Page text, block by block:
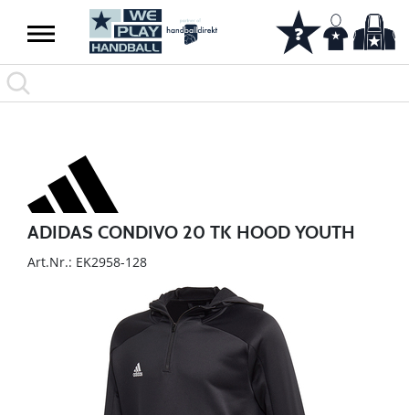
ADIDAS CONDIVO 20 TK HOOD YOUTH
Art.Nr.: EK2958-128